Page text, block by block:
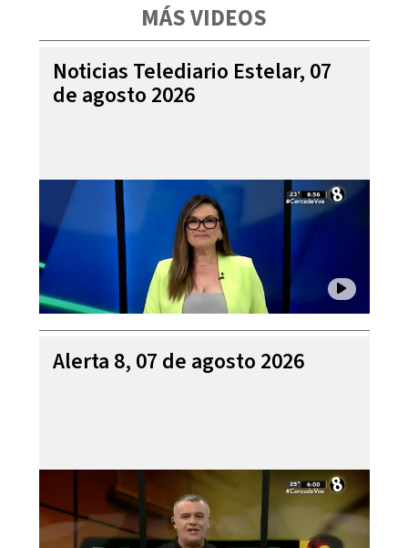
MÁS VIDEOS
Noticias Telediario Estelar, 07
de agosto 2026
Alerta 8, 07 de agosto 2026